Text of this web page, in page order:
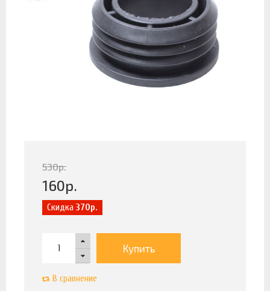
530р.
160р.
Скидка 370р.
Купить
В сравнение